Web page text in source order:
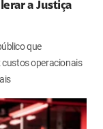
a Justiça
que
operacionais